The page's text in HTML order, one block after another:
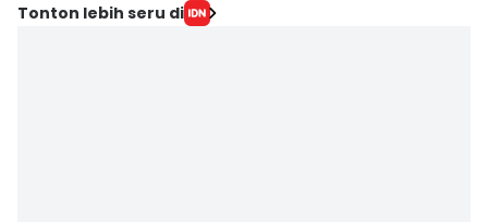
Tonton lebih seru di